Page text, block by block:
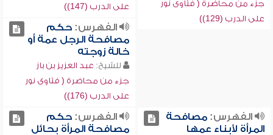
جزء من محاضرة ( فتاوى نور
على الدرب (129))
على الدرب (147))
الفهرس:حكم
مصافحة الرجل عمة أو
خالة زوجته
للشيخ: عبد العزيز بن باز
جزء من محاضرة ( فتاوى نور
على الدرب (176))
الفهرس:مصافحة
المرأة لأبناء عمها
الفهرس:حكم
مصافحة المرأة بحائل